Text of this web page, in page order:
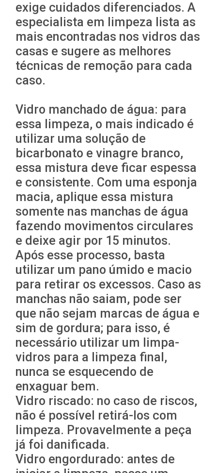
exige cuidados diferenciados. A
especialista em limpeza lista as
mais encontradas nos vidros das
casas e sugere as melhores
técnicas de remoção para cada
caso.
Vidro manchado de água: para
essa limpeza, o mais indicado é
utilizar uma solução de
bicarbonato e vinagre branco,
essa mistura deve ficar espessa
e consistente. Com uma esponja
macia, aplique essa mistura
somente nas manchas de água
fazendo movimentos circulares
e deixe agir por 15 minutos.
Após esse processo, basta
utilizar um pano úmido e macio
para retirar os excessos. Caso as
manchas não saiam, pode ser
que não sejam marcas de água e
sim de gordura; para isso, é
necessário utilizar um limpa-
vidros para a limpeza final,
nunca se esquecendo de
enxaguar bem.
Vidro riscado: no caso de riscos,
não é possível retirá-los com
limpeza. Provavelmente a peça
já foi danificada.
Vidro engordurado: antes de